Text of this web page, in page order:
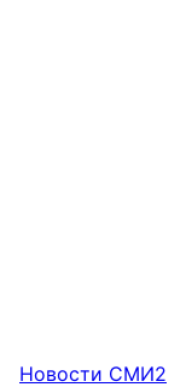
Новости СМИ2